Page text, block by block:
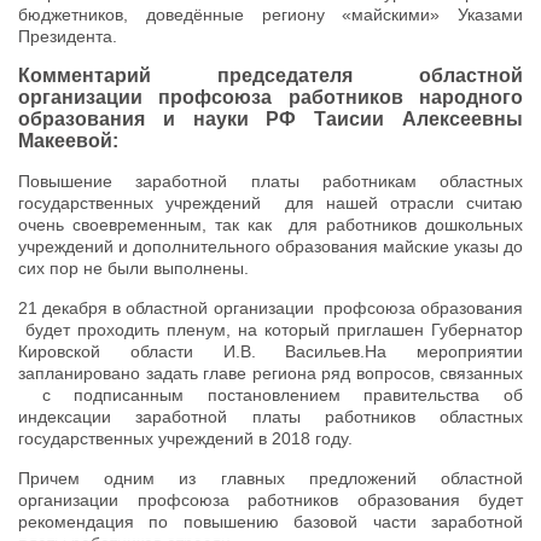
бюджетников, доведённые региону «майскими» Указами
Президента.
Комментарий председателя областной
организации профсоюза работников народного
образования и науки РФТаисии Алексеевны
Макеевой:
Повышение заработной платы работникам областных
государственных учреждений для нашей отрасли считаю
очень своевременным, так как для работников дошкольных
учреждений и дополнительного образования майские указы до
сих пор не были выполнены.
21 декабря в областной организации профсоюза образования
будет проходить пленум, на который приглашен Губернатор
Кировской области И.В. Васильев.На мероприятии
запланировано задать главе региона ряд вопросов, связанных
с подписанным постановлением правительства об
индексации заработной платы работников областных
государственных учреждений в 2018 году.
Причем одним из главных предложений областной
организации профсоюза работников образования будет
рекомендация по повышению базовой части заработной